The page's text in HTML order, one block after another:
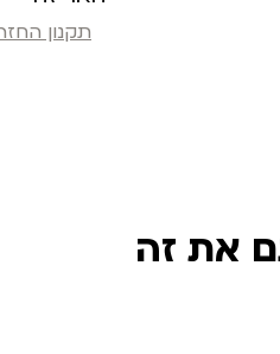
תקנון
את זה